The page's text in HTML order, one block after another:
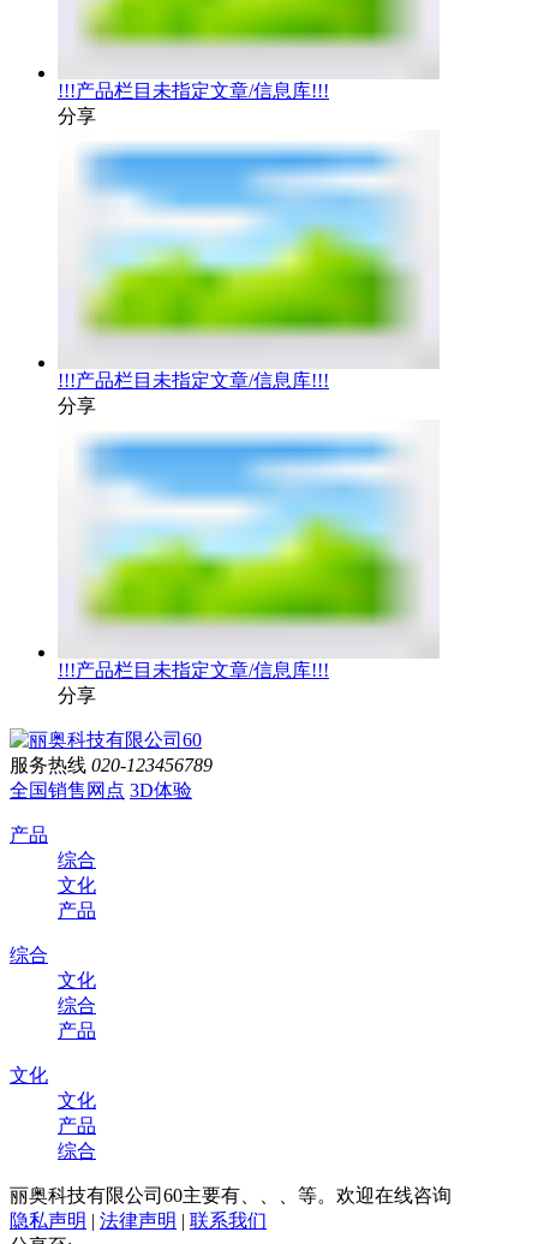
!!!产品栏目未指定文章/信息库!!!
分享
!!!产品栏目未指定文章/信息库!!!
分享
!!!产品栏目未指定文章/信息库!!!
分享
服务热线 020-123456789
全国销售网点 3D体验
产品
综合
文化
产品
综合
文化
综合
产品
文化
文化
产品
综合
丽奥科技有限公司60主要有、、、等。欢迎在线咨询
隐私声明 | 法律声明 | 联系我们